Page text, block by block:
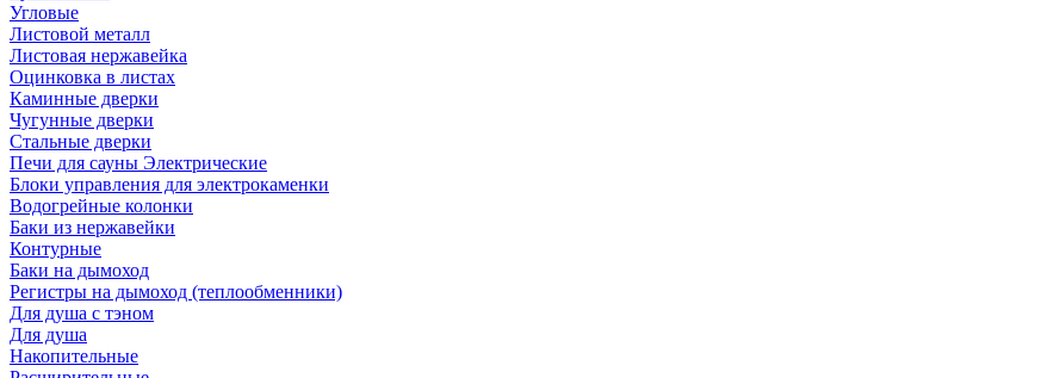
Угловые
Листовой металл
Листовая нержавейка
Оцинковка в листах
Каминные дверки
Чугунные дверки
Стальные дверки
Печи для сауны Электрические
Блоки управления для электрокаменки
Водогрейные колонки
Баки из нержавейки
Контурные
Баки на дымоход
Регистры на дымоход (теплообменники)
Для душа с тэном
Для душа
Накопительные